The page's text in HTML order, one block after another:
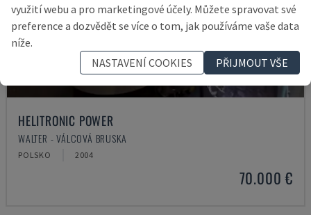
HELITRONIC POWER
WALTER - VÁLCOVÁ BRUSKA
POLSKO 2004
70.000 €
využití webu a pro marketingové účely. Můžete spravovat své
preference a dozvědět se více o tom, jak používáme vaše data
níže.
NASTAVENÍ COOKIES
PŘIJMOUT VŠE